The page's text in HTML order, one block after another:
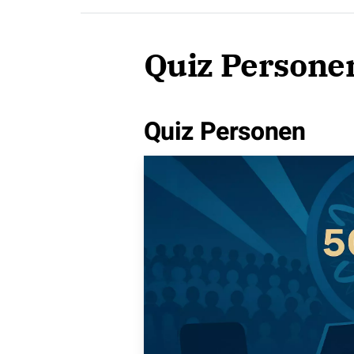
Quiz
Quiz Personen